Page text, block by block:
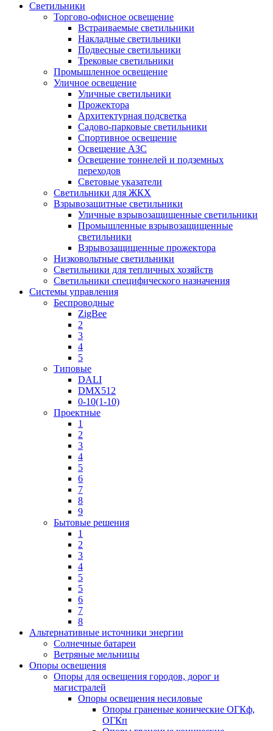
Светильники
Торгово-офисное освещение
Встраиваемые светильники
Накладные светильники
Подвесные светильники
Трековые светильники
Промышленное освещение
Уличное освещение
Уличные светильники
Прожектора
Архитектурная подсветка
Садово-парковые светильники
Спортивное освещение
Освещение АЗС
Освещение тоннелей и подземных
переходов
Световые указатели
Светильники для ЖКХ
Взрывозащитные светильники
Уличные взрывозащищенные светильники
Промышленные взрывозащищенные
светильники
Взрывозащищенные прожектора
Низковольтные светильники
Светильники для тепличных хозяйств
Светильники специфического назначения
Системы управления
Беспроводные
ZigBee
2
3
4
5
Типовые
DALI
DMX512
0-10(1-10)
Проектные
1
2
3
4
5
6
7
8
9
Бытовые решения
1
2
3
4
5
5
6
7
8
Альтернативные источники энергии
Солнечные батареи
Ветряные мельницы
Опоры освещения
Опоры для освещения городов, дорог и
магистралей
Опоры освещения несиловые
Опоры граненые конические ОГКф,
ОГКп